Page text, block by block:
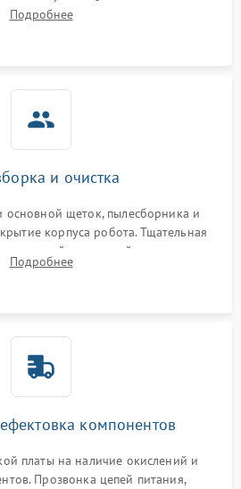
базовой станции зарядки.
бампера и датчиков падения для
Подробнее
и очистка
щеток, пылесборника и
корпуса робота. Тщательная
полостей, шестерней и плат от
волос и шерсти животных с
Подробнее
компонентов
платы на наличие окислений и
Прозвонка цепей питания,